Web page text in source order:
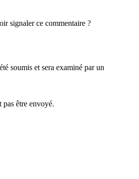
signaler ce commentaire ?
soumis et sera examiné par un
pas être envoyé.